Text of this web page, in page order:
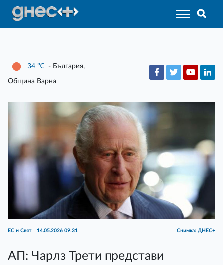
34 ℃ - България,
Община Варна
ЕС и Свят 14.05.2026 09:31 Снимка: ДНЕС+
АП: Чарлз Трети представи